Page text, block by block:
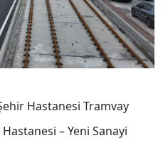
Hastanesi Tramvay
Hastanesi – Yeni Sanayi